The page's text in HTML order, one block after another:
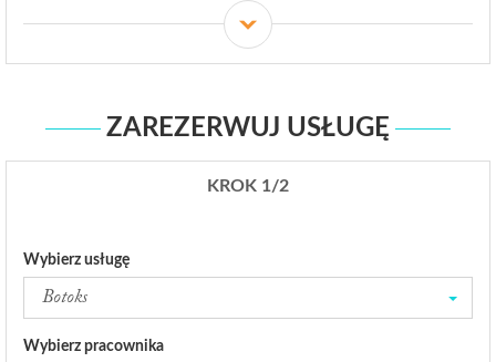
ZAREZERWUJ USŁUGĘ
KROK 1/2
Wybierz usługę
Botoks
Wybierz pracownika